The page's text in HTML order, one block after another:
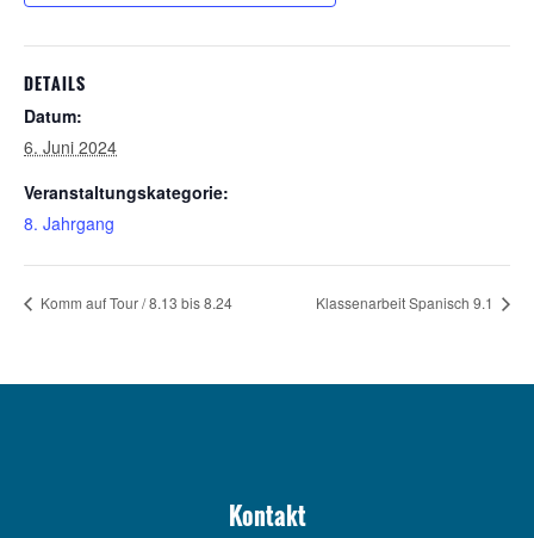
DETAILS
Datum:
6. Juni 2024
Veranstaltungskategorie:
8. Jahrgang
Komm auf Tour / 8.13 bis 8.24 Klassenarbeit Spanisch 9.1
Kontakt